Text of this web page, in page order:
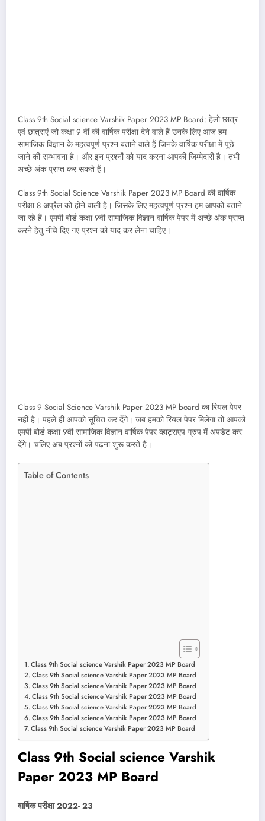
Class 9th Social science Varshik Paper 2023 MP Board: हेलो छात्र
एवं छात्राएं जो कक्षा 9 वीं की वार्षिक परीक्षा देने वाले हैं उनके लिए आज हम
सामाजिक विज्ञान के महत्वपूर्ण प्रश्न बताने वाले हैं जिनके वार्षिक परीक्षा में पूछे
जाने की सम्भावना है। और इन प्रश्नों को याद करना आपकी जिम्मेदारी है। तभी
अच्छे अंक प्राप्त कर सकते हैं।
Class 9th Social Science Varshik Paper 2023 MP Board की वार्षिक
परीक्षा 8 अप्रैल को होने वाली है। जिसके लिए महत्वपूर्ण प्रश्न हम आपको बताने
जा रहे हैं। एमपी बोर्ड कक्षा 9वी सामाजिक विज्ञान वार्षिक पेपर में अच्छे अंक प्राप्त
करने हेतु नीचे दिए गए प्रश्न को याद कर लेना चाहिए।
Class 9 Social Science Varshik Paper 2023 MP board का रियल पेपर
नहीं है। पहले ही आपको सूचित कर देंगे। जब हमको रियल पेपर मिलेगा तो आपको
एमपी बोर्ड कक्षा 9वी सामाजिक विज्ञान वार्षिक पेपर व्हाट्सएप ग्रुप में अपडेट कर
देंगे। चलिए अब प्रश्नों को पढ़ना शुरू करते हैं।
Table of Contents
Class 9th Social science Varshik Paper 2023 MP Board
Class 9th Social science Varshik Paper 2023 MP Board
Class 9th Social science Varshik Paper 2023 MP Board
Class 9th Social science Varshik Paper 2023 MP Board
Class 9th Social science Varshik Paper 2023 MP Board
Class 9th Social science Varshik Paper 2023 MP Board
Class 9th Social science Varshik Paper 2023 MP Board
Class 9th Social science Varshik
Paper 2023 MP Board
वार्षिक परीक्षा 2022- 23